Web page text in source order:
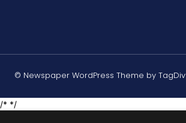
© Newspaper WordPress Theme by TagDiv
/* */